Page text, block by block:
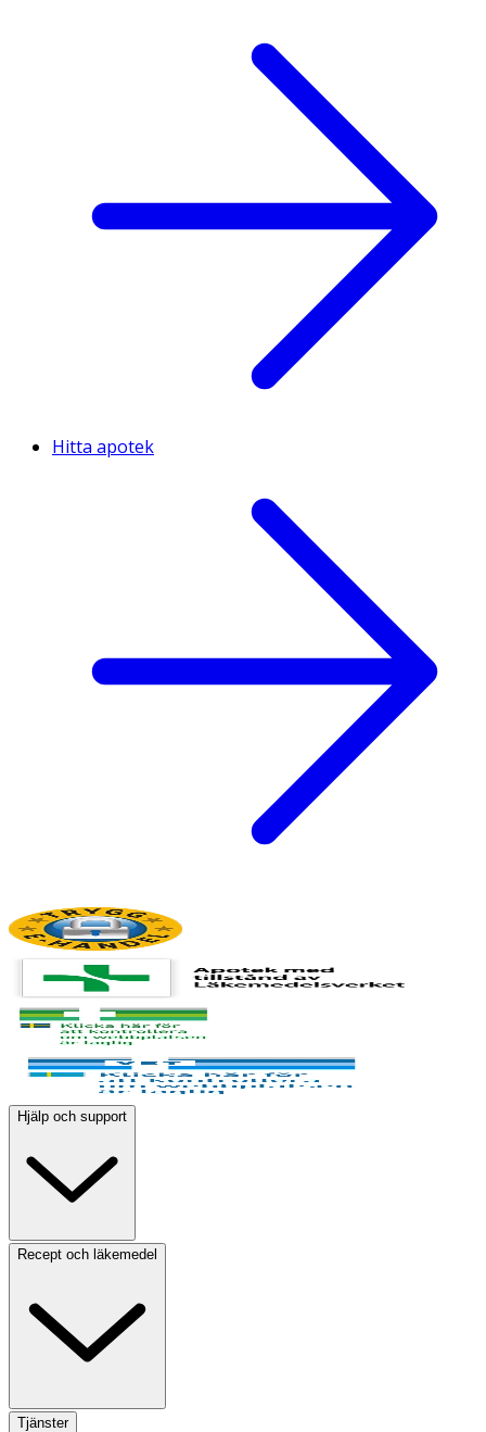
Hitta apotek
Hjälp och support
Recept och läkemedel
Tjänster